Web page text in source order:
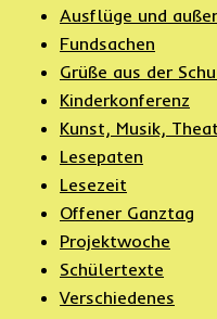
Ausflüge und
Fundsachen
Grüße aus der
Kinderkonferenz
Kunst, Musik,
Lesepaten
Lesezeit
Offener Ganztag
Projektwoche
Schülertexte
Verschiedenes